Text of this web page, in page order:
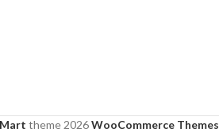
theme 2026WooCommerce Themes